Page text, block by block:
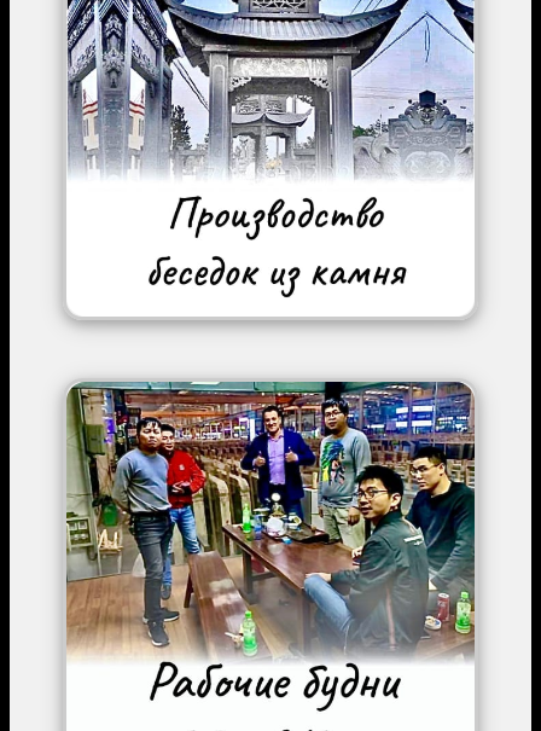
Image